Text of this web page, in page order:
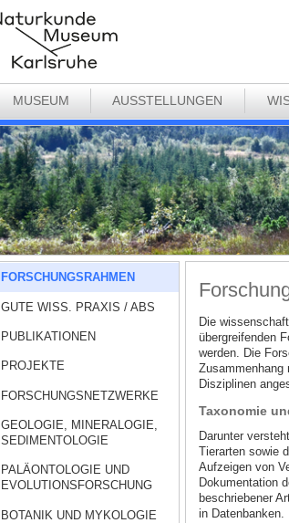
MUSEUM AUSSTELLUNGEN
FORSCHUNGSRAHMEN
GUTE WISS. PRAXIS / ABS
PUBLIKATIONEN
PROJEKTE
FORSCHUNGSNETZWERKE
GEOLOGIE, MINERALOGIE,
SEDIMENTOLOGIE
PALÄONTOLOGIE UND
EVOLUTIONSFORSCHUNG
BOTANIK UND MYKOLOGIE
Die
übergreifenden
werden. Die
Zusammenhang
Disziplinen
Taxonomie
Darunter
Tierarten sowie
Aufzeigen von
Dokumentation
beschriebener
in Datenbanken.